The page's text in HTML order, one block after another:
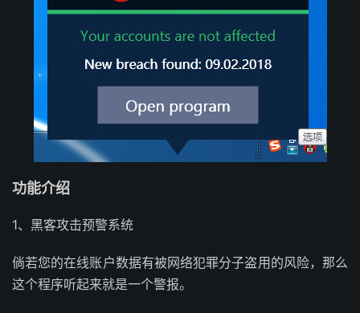
功能介绍
1、黑客攻击预警系统
倘若您的在线账户数据有被网络犯罪分子盗用的风险，那么
这个程序听起来就是一个警报。